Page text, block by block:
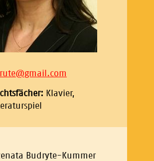
@gmail.com
Klavier,
Budryte-Kummer